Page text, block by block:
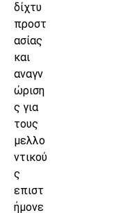
δίχτυ
προστ
ασίας
και
αναγν
ώριση
ς για
τους
μελλο
ντικού
ς
επιστ
ήμονε